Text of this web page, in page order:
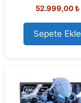
out of 5
52.999,00₺
Sepete Ekle